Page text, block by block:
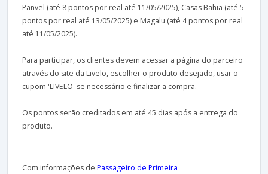
Panvel (até 8 pontos por real até 11/05/2025), Casas Bahia (até 5
pontos por real até 13/05/2025) e Magalu (até 4 pontos por real
até 11/05/2025).
Para participar, os clientes devem acessar a página do parceiro
através do site da Livelo, escolher o produto desejado, usar o
cupom 'LIVELO' se necessário e finalizar a compra.
Os pontos serão creditados em até 45 dias após a entrega do
produto.
Com informações de Passageiro de Primeira